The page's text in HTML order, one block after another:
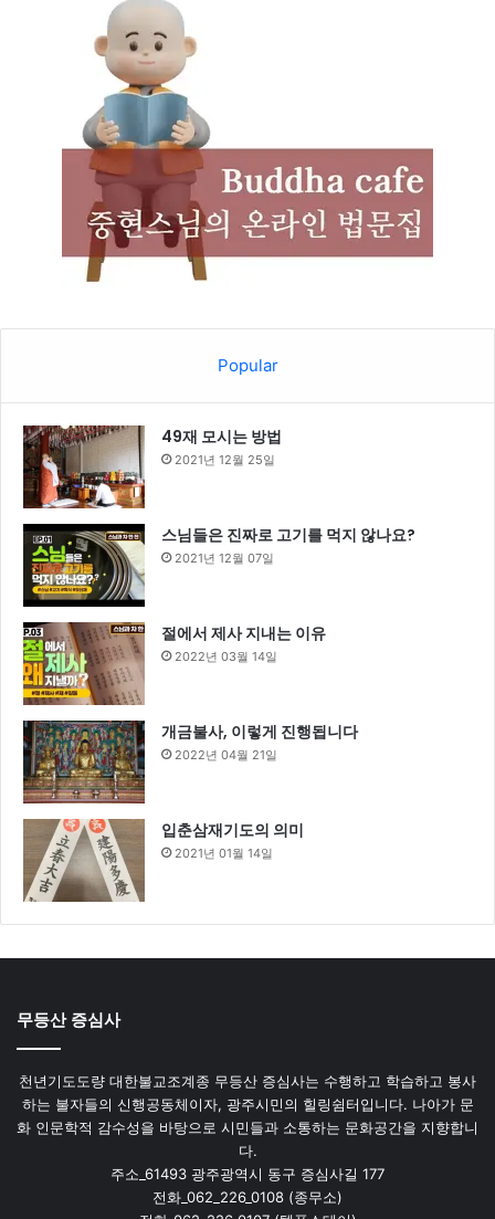
Popular
49재 모시는 방법
2021년 12월 25일
스님들은 진짜로 고기를 먹지 않나요?
2021년 12월 07일
절에서 제사 지내는 이유
2022년 03월 14일
개금불사, 이렇게 진행됩니다
2022년 04월 21일
입춘삼재기도의 의미
2021년 01월 14일
무등산 증심사
천년기도도량 대한불교조계종 무등산 증심사는 수행하고 학습하고 봉사
하는 불자들의 신행공동체이자, 광주시민의 힐링쉼터입니다. 나아가 문
화 인문학적 감수성을 바탕으로 시민들과 소통하는 문화공간을 지향합니
다.
주소_61493 광주광역시 동구 증심사길 177
전화_062_226_0108 (종무소)